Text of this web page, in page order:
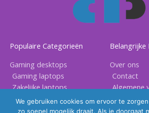
Populaire Categorieën
Gaming desktops
Gaming laptops
Zakelijke laptops
Gaming accessoires
Over ons
Contact
Algemene
Privacy
We gebruiken cookies om ervoor te
zo soepel mogelijk draait. Als je doorgaat